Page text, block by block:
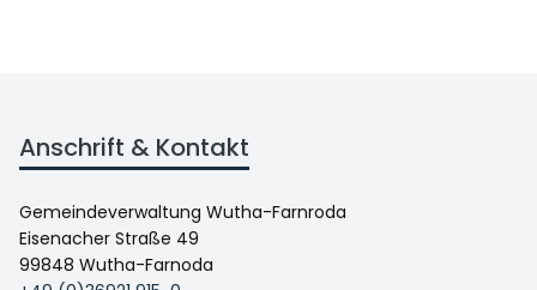
Anschrift & Kontakt
Gemeindeverwaltung Wutha-Farnroda
Eisenacher Straße 49
99848 Wutha-Farnoda